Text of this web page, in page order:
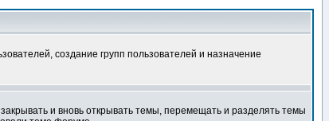
создание групп пользователей и назначение
и вновь открывать темы, перемещать и разделять темы